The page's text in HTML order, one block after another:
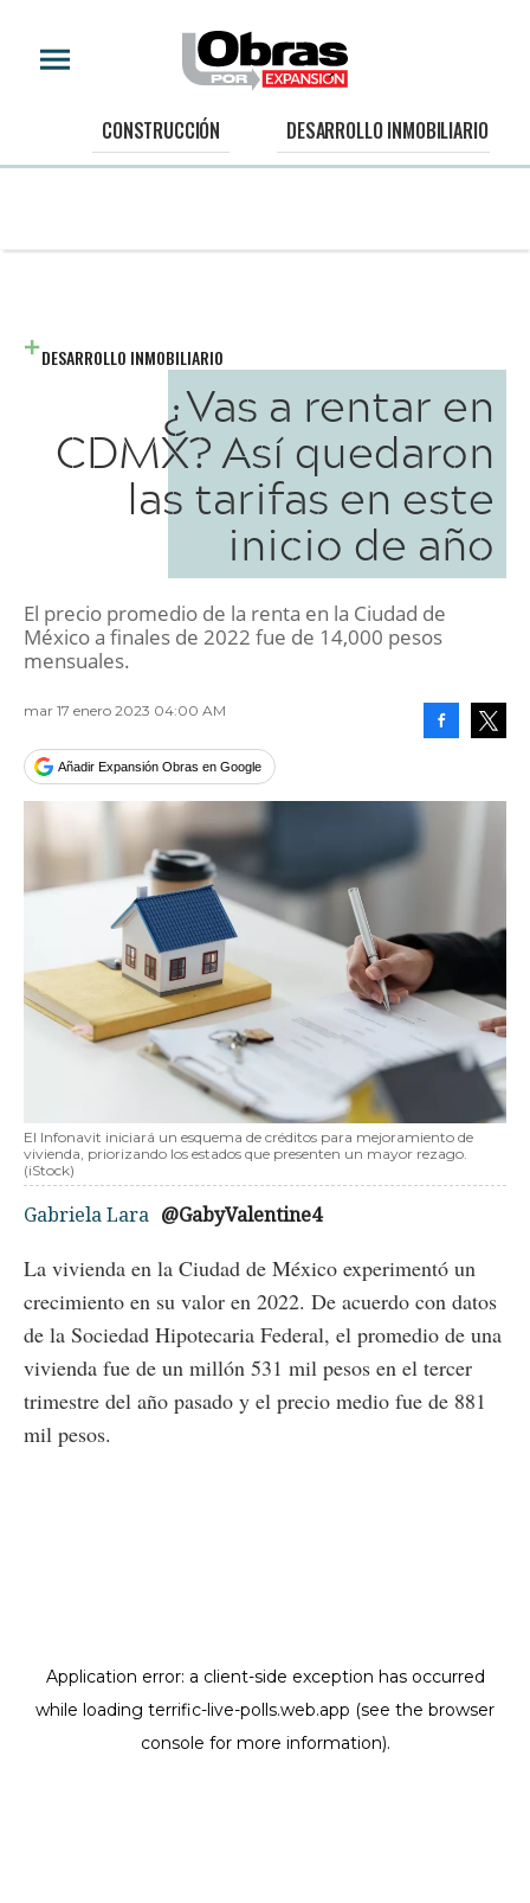
CONSTRUCCIÓN DESARROLLO INMOBILIARIO
DESARROLLO INMOBILIARIO
¿Vas a rentar en
CDMX? Así quedaron
las tarifas en este
inicio de año
El precio promedio de la renta en la Ciudad de
México a finales de 2022 fue de 14,000 pesos
mensuales.
mar 17 enero 2023 04:00 AM
Añadir Expansión Obras en Google
El Infonavit iniciará un esquema de créditos para mejoramiento de
vivienda, priorizando los estados que presenten un mayor rezago.
(iStock)
Gabriela Lara @GabyValentine4
La vivienda en la Ciudad de México experimentó un
crecimiento en su valor en 2022. De acuerdo con datos
de la Sociedad Hipotecaria Federal, el promedio de una
vivienda fue de un millón 531 mil pesos en el tercer
trimestre del año pasado y el precio medio fue de 881
mil pesos.